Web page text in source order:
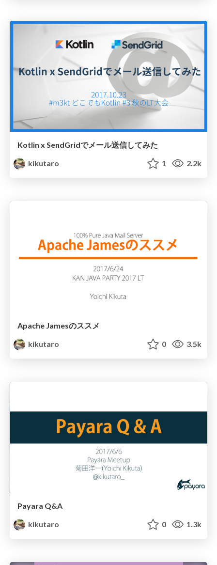
Kotlin x SendGridでメール送信してみた
kikutaro
1 2.2k
Apache Jamesのススメ
kikutaro
0 3.5k
Payara Q&A
kikutaro
0 1.3k